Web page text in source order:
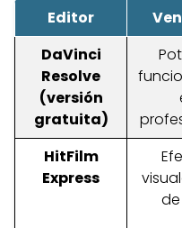
Editor
DaVinci
Resolve
(versión
gratuita)
HitFilm
Express